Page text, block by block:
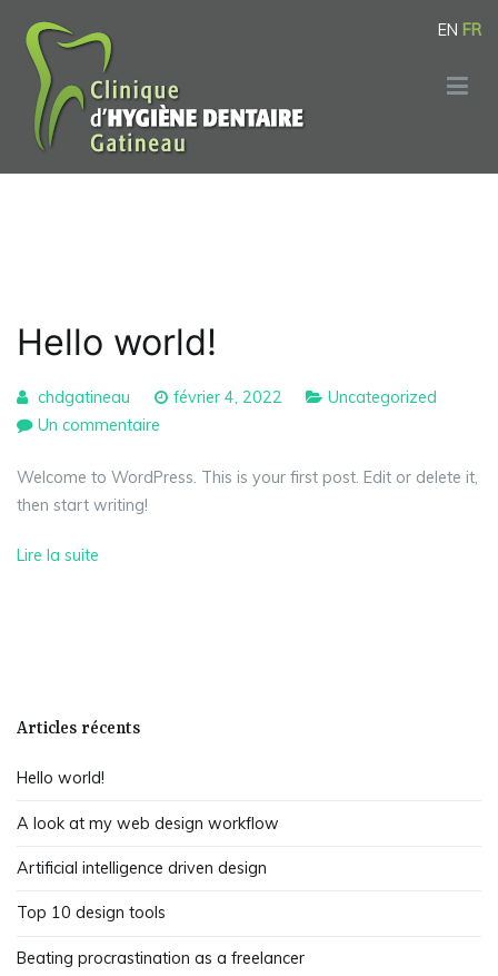
contenu
Clinique d'Hygiène Dentaire Gatineau
La clinique des Hygiènistes Dentaires de Gatineau
Hello world!
chdgatineau février 4, 2022
Uncategorized
Un commentaire
world!
Welcome to WordPress. This is your first post. Edit or delete it,
then start writing!
Lire la suite
Articles récents
Hello world!
A look at my web design workflow
Artificial intelligence driven design
Top 10 design tools
Beating procrastination as a freelancer
EN FR